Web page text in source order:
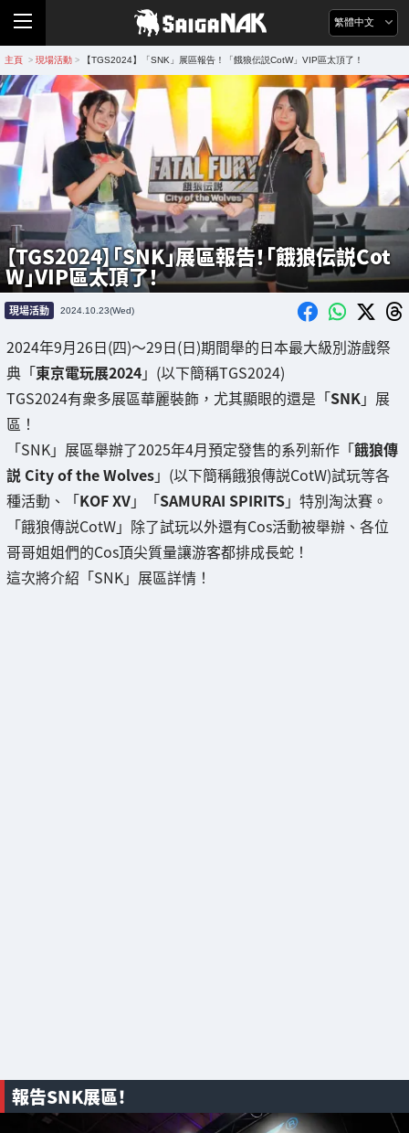
繁體中文
主頁 > 現場活動 > 【TGS2024】「SNK」展區報告！「餓狼伝説CotW」VIP區太頂了！
【TGS2024】「SNK」展區報告！「餓狼伝説Cot
W」VIP區太頂了！
現場活動 2024.10.23(Wed)
2024年9月26日(四)～29日(日)期間舉的日本最大級別游戲祭
典「東京電玩展2024」(以下簡稱TGS2024)
TGS2024有衆多展區華麗裝飾，尤其顯眼的還是「SNK」展
區！
「SNK」展區舉辦了2025年4月預定發售的系列新作「餓狼傳
説 City of the Wolves」(以下簡稱餓狼傳説CotW)試玩等各
種活動、「KOF XV」「SAMURAI SPIRITS」特別淘汰賽。
「餓狼傳説CotW」除了試玩以外還有Cos活動被舉辦、各位
哥哥姐姐們的Cos頂尖質量讓游客都排成長蛇！
這次將介紹「SNK」展區詳情！
報告SNK展區！